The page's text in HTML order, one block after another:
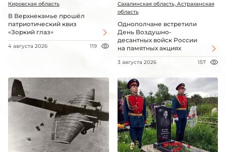
Кировская область
В Верхнекамье прошёл
патриотический квиз
«Зоркий глаз»
4 августа 2026 119
Сахалинская область, Астраханская
область
Однополчане встретили
День Воздушно-
десантных войск России
на памятных акциях
3 августа 2026 157